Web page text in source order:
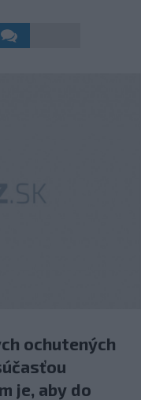
ochutených
je, aby do